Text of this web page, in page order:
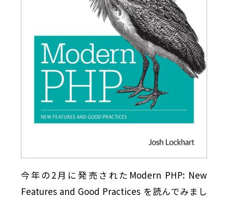
今年の2月に発売されたModern PHP: New
Features and Good Practices を読んでみまし